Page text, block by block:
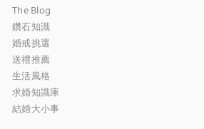
The Blog
鑽石知識
婚戒挑選
送禮推薦
生活風格
求婚知識庫
結婚大小事